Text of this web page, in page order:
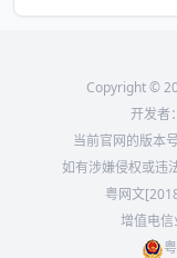
Copyright ©
开发者
当前官网的版本号
如有涉嫌侵权或违
粤网文
增值电